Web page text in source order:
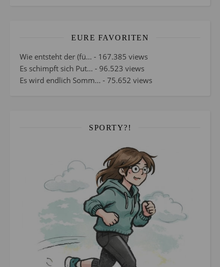
EURE FAVORITEN
Wie entsteht der (fü... - 167.385 views
Es schimpft sich Put... - 96.523 views
Es wird endlich Somm... - 75.652 views
SPORTY?!